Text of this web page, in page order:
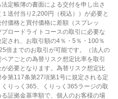
定帳簿の書面による交付を申し出さ
送付当り2,200円（税込））が必要と
価格と買付価格に差額（スプレッ
ロードライトコースの取引に必要な
され、お取引額の4％・5％・100％
倍までのお取引が可能です。（法人の
アごとの為替リスク想定比率を取引
必要となります。為替リスク想定比
第117条第27項第1号に規定される定
りっく365、くりっく365ラージの取
証拠金基準額で、個人のお客様の場